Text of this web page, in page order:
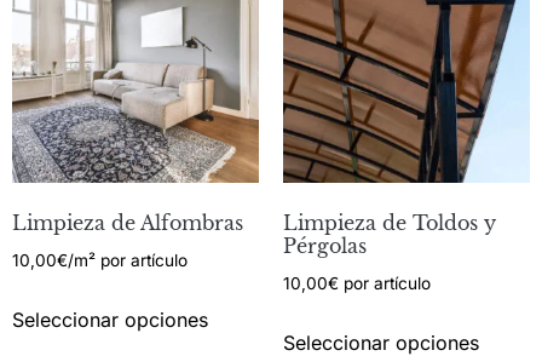
Limpieza de Alfombras
10,00€/m² por artículo
Seleccionar opciones
Limpieza de Toldos y
Pérgolas
10,00€ por artículo
Seleccionar opciones